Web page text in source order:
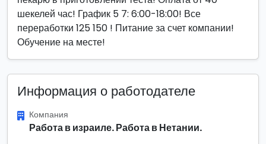
шекелей час! График 5 7: 6:00-18:00! Все
переработки 125 150 ! Питание за счет компании!
Обучение на месте!
Информация о работодателе
Компания
Работа в израиле. Работа в Нетании.